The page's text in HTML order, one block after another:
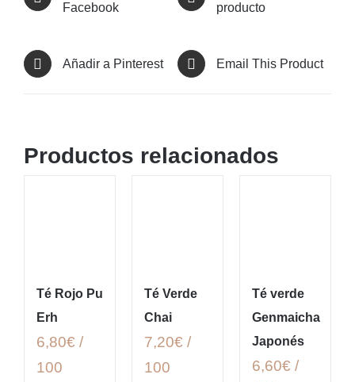
Facebook
producto
Añadir a Pinterest Email This Product
Productos relacionados
Té Rojo Pu
Erh
6,80€ /
100
Té Verde
Chai
7,20€ /
100
Té verde
Genmaicha
Japonés
6,60€ /